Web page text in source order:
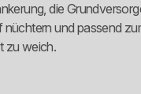
die
und passend
zu weich.